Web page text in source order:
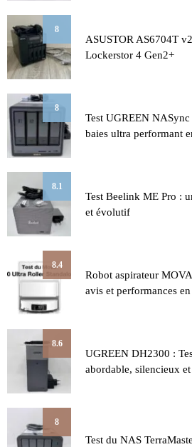
8
ASUSTOR AS6704T
Lockerstor 4 Gen2+
8
Test UGREEN
baies ultra performant
8.1
Test Beelink ME Pro :
et évolutif
8.4
Robot aspirateur
avis et performances
8.6
UGREEN DH2300 :
abordable, silencieux
8
Test du NAS